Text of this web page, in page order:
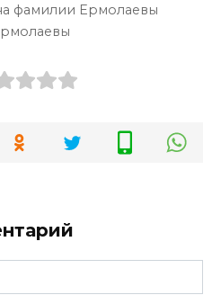
фамилии Ермолаевы